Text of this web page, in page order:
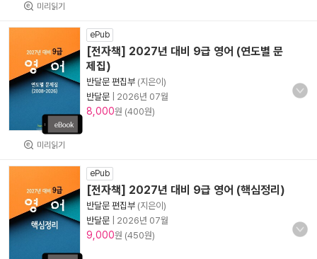
미리읽기
미리읽기
ePub
[전자책] 2027년 대비 9급 영어 (연도별 문
제집)
반달문 편집부 (지은이)
반달문
2026년 07월
8,000원 (400원)
ePub
[전자책] 2027년 대비 9급 영어 (핵심정리)
반달문 편집부 (지은이)
반달문
2026년 07월
9,000원 (450원)